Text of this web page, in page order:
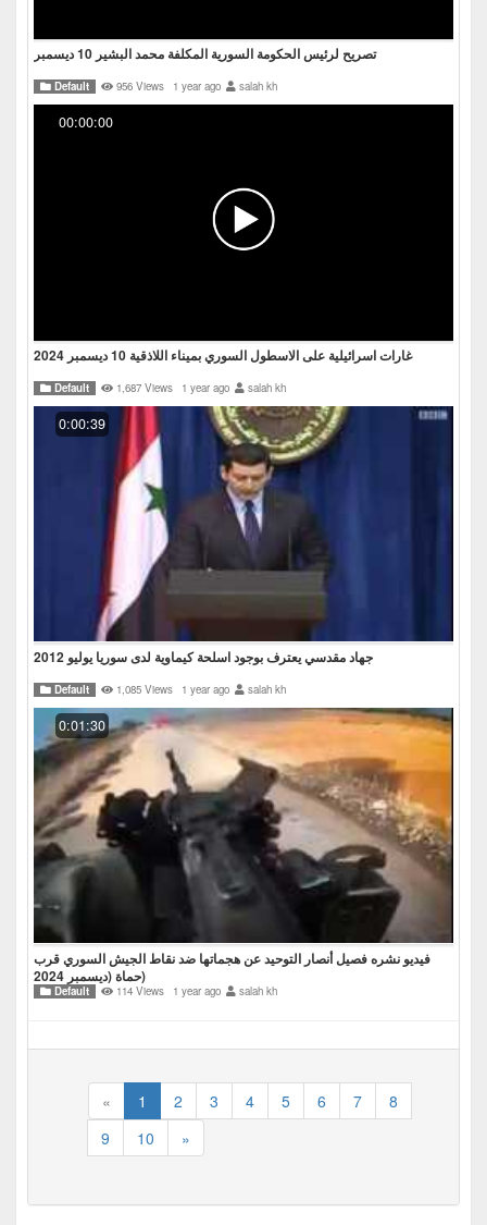
تصريح لرئيس الحكومة السورية المكلفة محمد البشير 10 ديسمبر
Default 956 Views 1 year ago salah kh
00:00:00
غارات اسرائيلية على الاسطول السوري بميناء اللاذقية 10 ديسمبر 2024
Default 1,687 Views 1 year ago salah kh
0:00:39
جهاد مقدسي يعترف بوجود اسلحة كيماوية لدى سوريا يوليو 2012
Default 1,085 Views 1 year ago salah kh
0:01:30
فيديو نشره فصيل أنصار التوحيد عن هجماتها ضد نقاط الجيش السوري قرب
حماة (ديسمبر 2024)
Default 114 Views 1 year ago salah kh
« 1 2 3 4 5 6 7
8
9
10 »